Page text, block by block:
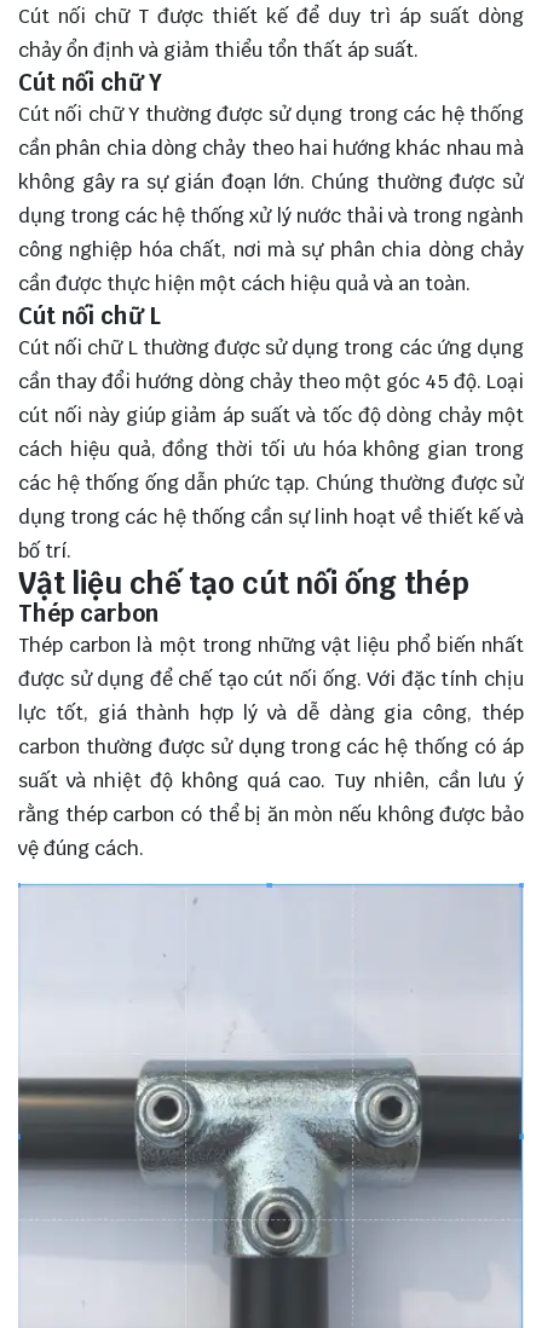
Cút nối chữ T được thiết kế để duy trì áp suất dòng
chảy ổn định và giảm thiểu tổn thất áp suất.
Cút nối chữ Y
Cút nối chữ Y thường được sử dụng trong các hệ thống
cần phân chia dòng chảy theo hai hướng khác nhau mà
không gây ra sự gián đoạn lớn. Chúng thường được sử
dụng trong các hệ thống xử lý nước thải và trong ngành
công nghiệp hóa chất, nơi mà sự phân chia dòng chảy
cần được thực hiện một cách hiệu quả và an toàn.
Cút nối chữ L
Cút nối chữ L thường được sử dụng trong các ứng dụng
cần thay đổi hướng dòng chảy theo một góc 45 độ. Loại
cút nối này giúp giảm áp suất và tốc độ dòng chảy một
cách hiệu quả, đồng thời tối ưu hóa không gian trong
các hệ thống ống dẫn phức tạp. Chúng thường được sử
dụng trong các hệ thống cần sự linh hoạt về thiết kế và
bố trí.
Vật liệu chế tạo cút nối ống thép
Thép carbon
Thép carbon là một trong những vật liệu phổ biến nhất
được sử dụng để chế tạo cút nối ống. Với đặc tính chịu
lực tốt, giá thành hợp lý và dễ dàng gia công, thép
carbon thường được sử dụng trong các hệ thống có áp
suất và nhiệt độ không quá cao. Tuy nhiên, cần lưu ý
rằng thép carbon có thể bị ăn mòn nếu không được bảo
vệ đúng cách.